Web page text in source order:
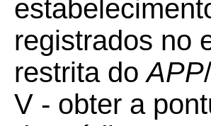
registrados no
restrita doAPP
V - obter a